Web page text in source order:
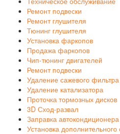
Ремонт подвески
Ремонт глушителя
Тюнинг глушителя
Установка фаркопов
Продажа фаркопов
Чип-тюнинг двигателей
Ремонт подвески
Удаление сажевого
Удаление катализатора
Проточка тормозных дисков
3D Сход-развал
Заправка автокондиционера
Установка